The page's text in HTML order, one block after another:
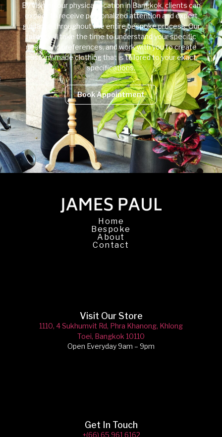
By visiting our physical location in Bangkok, clients can
expect to receive personalized attention and expert
guidance throughout the entire bespoke process. Our
tailors will take the time to understand your specific
needs and preferences, and work with you to create
custom-made clothing that is tailored to your exact
specifications.
Book Appointment
Home
Bespoke
About
Contact
Visit Our Store
1110, 4 Sukhumvit Rd, Phra Khanong, Khlong
Toei, Bangkok 10110
Open Everyday 9am – 9pm
Get In Touch
+(66) 65 961 6162